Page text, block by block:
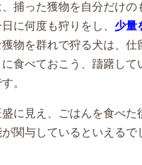
捕った獲物を自分だけ
に何度も狩りをし、 少量
物を群れで狩る犬は、
食べておこう、躊躇し
。
に見え、ごはんを食べ
関与しているといえるで